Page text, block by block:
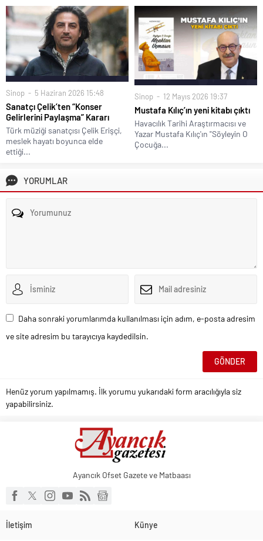
Sinop 5 Haziran 2026 15:48
Sanatçı Çelik’ten “Konser
Gelirlerini Paylaşma” Kararı
Türk müziği sanatçısı Çelik Erişçi,
meslek hayatı boyunca elde
ettiği...
Sinop 12 Mayıs 2026 19:37
Mustafa Kılıç’ın yeni kitabı çıktı
Havacılık Tarihi Araştırmacısı ve
Yazar Mustafa Kılıç'ın "Söyleyin O
Çocuğa...
YORUMLAR
Daha sonraki yorumlarımda kullanılması için adım, e-posta adresim
ve site adresim bu tarayıcıya kaydedilsin.
Henüz yorum yapılmamış. İlk yorumu yukarıdaki form aracılığıyla siz
yapabilirsiniz.
Ayancık Ofset Gazete ve Matbaası
İletişim Künye